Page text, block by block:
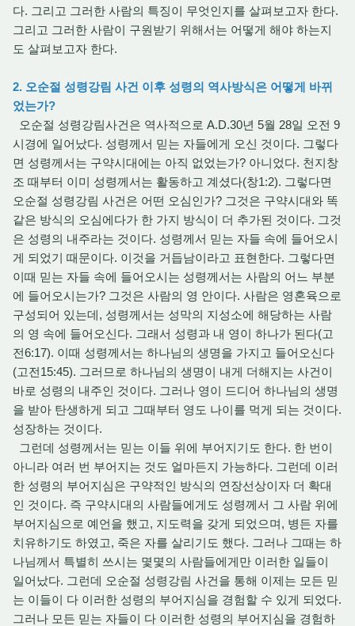
다. 그리고 그러한 사람의 특징이 무엇인지를 살펴보고자 한다.
그리고 그러한 사람이 구원받기 위해서는 어떻게 해야 하는지
도 살펴보고자 한다.
2. 오순절 성령강림 사건 이후 성령의 역사방식은 어떻게 바뀌
었는가?
오순절 성령강림사건은 역사적으로 A.D.30년 5월 28일 오전 9
시경에 일어났다. 성령께서 믿는 자들에게 오신 것이다. 그렇다
면 성령께서는 구약시대에는 아직 없었는가? 아니었다. 천지창
조 때부터 이미 성령께서는 활동하고 계셨다(창1:2). 그렇다면
오순절 성령강림 사건은 어떤 오심인가? 그것은 구약시대와 똑
같은 방식의 오심에다가 한 가지 방식이 더 추가된 것이다. 그것
은 성령의 내주라는 것이다. 성령께서 믿는 자들 속에 들어오시
게 되었기 때문이다. 이것을 거듭남이라고 표현한다. 그렇다면
이때 믿는 자들 속에 들어오시는 성령께서는 사람의 어느 부분
에 들어오시는가? 그것은 사람의 영 안이다. 사람은 영혼육으로
구성되어 있는데, 성령께서는 성막의 지성소에 해당하는 사람
의 영 속에 들어오신다. 그래서 성령과 내 영이 하나가 된다(고
전6:17). 이때 성령께서는 하나님의 생명을 가지고 들어오신다
(고전15:45). 그러므로 하나님의 생명이 내게 더해지는 사건이
바로 성령의 내주인 것이다. 그러나 영이 드디어 하나님의 생명
을 받아 탄생하게 되고 그때부터 영도 나이를 먹게 되는 것이다.
성장하는 것이다.
그런데 성령께서는 믿는 이들 위에 부어지기도 한다. 한 번이
아니라 여러 번 부어지는 것도 얼마든지 가능하다. 그런데 이러
한 성령의 부어지심은 구약적인 방식의 연장선상이자 더 확대
인 것이다. 즉 구약시대의 사람들에게도 성령께서 그 사람 위에
부어지심으로 예언을 했고, 지도력을 갖게 되었으며, 병든 자를
치유하기도 하였고, 죽은 자를 살리기도 했다. 그러나 그때는 하
나님께서 특별히 쓰시는 몇몇의 사람들에게만 이러한 일들이
일어났다. 그런데 오순절 성령강림 사건을 통해 이제는 모든 믿
는 이들이 다 이러한 성령의 부어지심을 경험할 수 있게 되었다.
그러나 모든 믿는 자들이 다 이러한 성령의 부어지심을 경험하